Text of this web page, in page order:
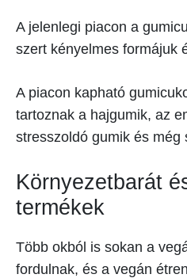
A jelenlegi piacon a
szert kényelmes formájuk
A piacon kapható
tartoznak a hajgumik, az
stresszoldó gumik és még
Környezetbarát
termékek
Több okból is sokan a
fordulnak, és a vegán